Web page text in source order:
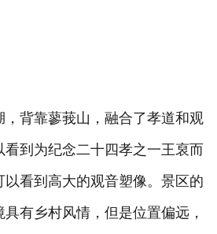
综合内容
旅游百科
，背靠蓼莪山，融合了孝道和观
到为纪念二十四孝之一王裒而
看到高大的观音塑像。景区的
有乡村风情，但是位置偏远，